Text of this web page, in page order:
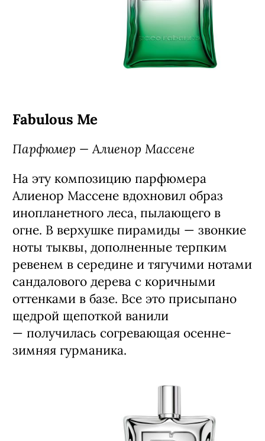
Fabulous Me
Парфюмер — Алиенор Массене
На эту композицию парфюмера
Алиенор Массене вдохновил образ
инопланетного леса, пылающего в
огне. В верхушке пирамиды — звонкие
ноты тыквы, дополненные терпким
ревенем в середине и тягучими нотами
сандалового дерева c коричными
оттенками в базе. Все это присыпано
щедрой щепоткой ванили
— получилась согревающая осенне-
зимняя гурманика.